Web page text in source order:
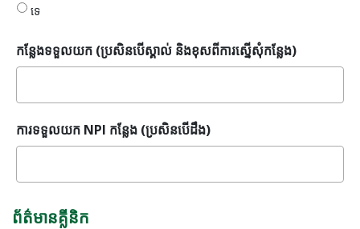
កន្លែង
មែនទេ?
*
ទេ
កន្លែងទទួលយក (ប្រសិនបើស្គាល់ និងខុសពីការស្នើសុំកន្លែង)
ការទទួលយក NPI កន្លែង (ប្រសិនបើដឹង)
ព័ត៌មានគ្លីនិក